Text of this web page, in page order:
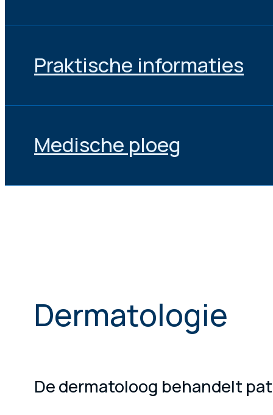
Praktische informaties
Medische ploeg
Dermatologie
De dermatoloog behandelt